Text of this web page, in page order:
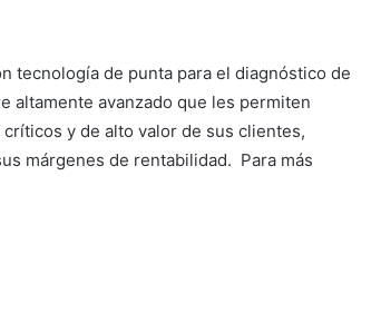
tecnología de punta para el diagnóstico de
altamente avanzado que les permiten
y de alto valor de sus clientes,
márgenes de rentabilidad. Para más